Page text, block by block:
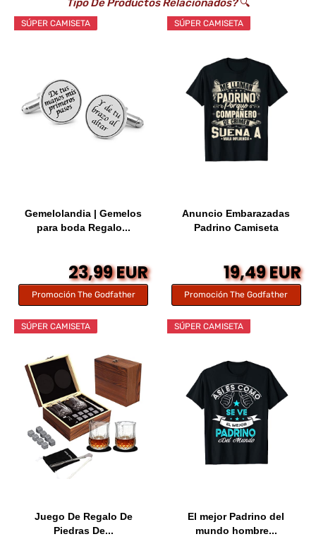
Tipo De Productos Relacionados?🔍
SÚPER CAMISETA
Gemelolandia | Gemelos
para boda Regalo...
23,99 EUR
Promoción The Godfather
SÚPER CAMISETA
Anuncio Embarazadas
Padrino Camiseta
19,49 EUR
Promoción The Godfather
SÚPER CAMISETA
Juego De Regalo De
Piedras De...
SÚPER CAMISETA
El mejor Padrino del
mundo hombre...